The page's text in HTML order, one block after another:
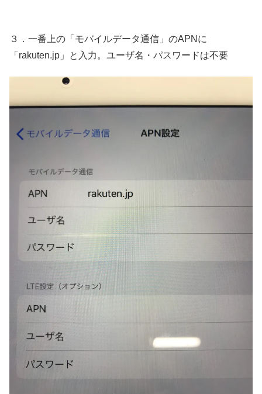
３．一番上の「モバイルデータ通信」のAPNに
「rakuten.jp」と入力。ユーザ名・パスワードは不要